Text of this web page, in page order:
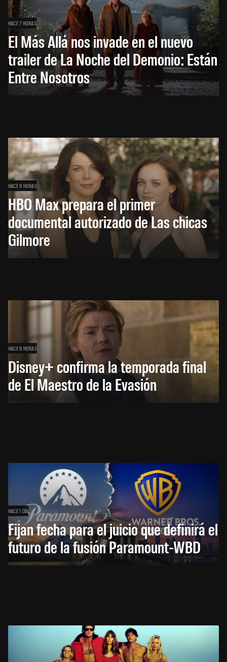
HACE 7 HORAS
El Más Allá nos invade en el nuevo
trailer de La Noche del Demonio: Están
Entre Nosotros
HACE 9 HORAS
HBO Max prepara el primer
documental autorizado de Las chicas
Gilmore
HACE 9 HORAS
Disney+ confirma la temporada final
de El Maestro de la Evasión
HACE 1 DÍA
Fijan fecha para el juicio que definirá el
futuro de la fusión Paramount-WBD